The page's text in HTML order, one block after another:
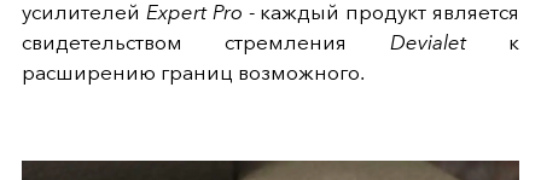
усилителей Expert Pro - каждый продукт является
свидетельством стремления Devialetк
расширению границ возможного.